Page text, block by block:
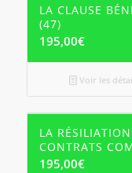
LA CLAUSE
(47)
195,00€
Voir les
LA
CONTRATS
195,00€